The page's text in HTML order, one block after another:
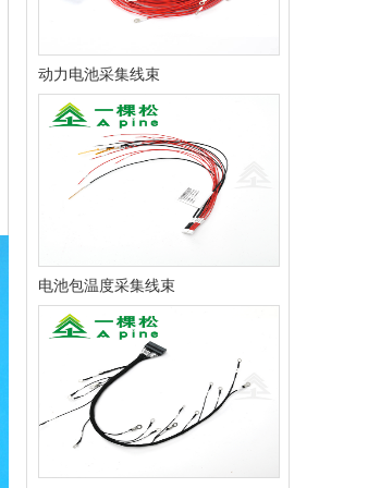
动力电池采集线束
电池包温度采集线束